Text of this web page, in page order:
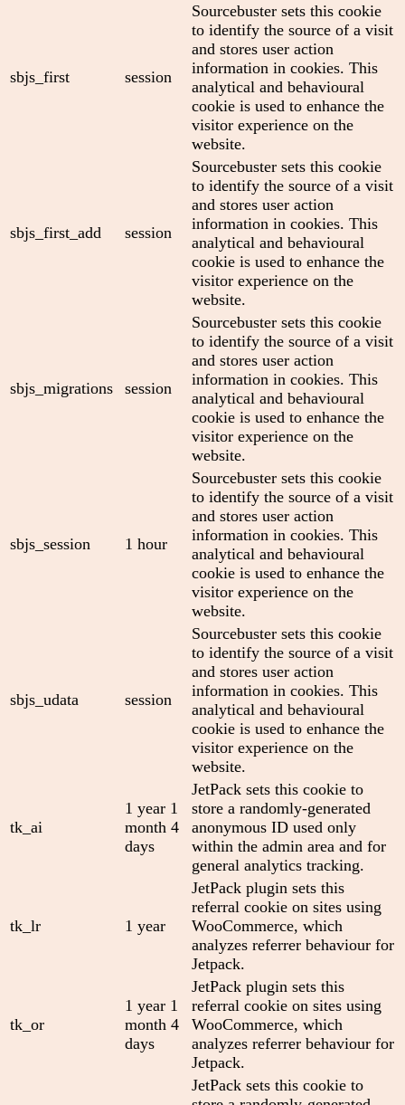
sbjs_first session
Sourcebuster sets this cookie
to identify the source of a visit
and stores user action
information in cookies. This
analytical and behavioural
cookie is used to enhance the
visitor experience on the
website.
sbjs_first_add session
Sourcebuster sets this cookie
to identify the source of a visit
and stores user action
information in cookies. This
analytical and behavioural
cookie is used to enhance the
visitor experience on the
website.
sbjs_migrations session
Sourcebuster sets this cookie
to identify the source of a visit
and stores user action
information in cookies. This
analytical and behavioural
cookie is used to enhance the
visitor experience on the
website.
sbjs_session 1 hour
Sourcebuster sets this cookie
to identify the source of a visit
and stores user action
information in cookies. This
analytical and behavioural
cookie is used to enhance the
visitor experience on the
website.
sbjs_udata session
Sourcebuster sets this cookie
to identify the source of a visit
and stores user action
information in cookies. This
analytical and behavioural
cookie is used to enhance the
visitor experience on the
website.
tk_ai
1 year 1
month 4
days
JetPack sets this cookie to
store a randomly-generated
anonymous ID used only
within the admin area and for
general analytics tracking.
tk_lr 1 year
JetPack plugin sets this
referral cookie on sites using
WooCommerce, which
analyzes referrer behaviour for
Jetpack.
tk_or
1 year 1
month 4
days
JetPack plugin sets this
referral cookie on sites using
WooCommerce, which
analyzes referrer behaviour for
Jetpack.
JetPack sets this cookie to